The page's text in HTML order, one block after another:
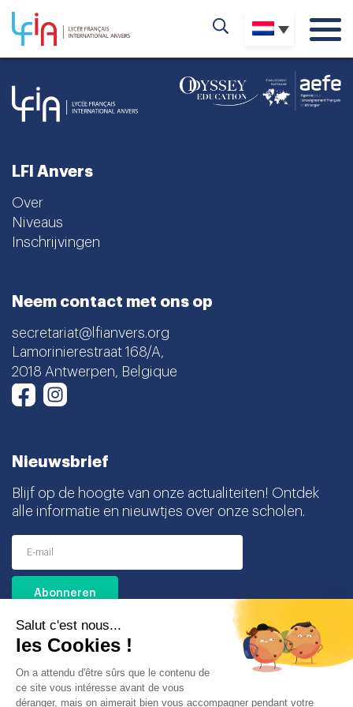
LFI Anvers
Over
Niveaus
Inschrijvingen
Neem contact met ons op
secretariat@lfianvers.org
Lamorinierestraat 168/A,
2018 Antwerpen, Belgique
FacebookInstagram
Nieuwsbrief
Blijf op de hoogte van onze actualiteiten! Ontdek
alle informatie en nieuwtjes over onze scholen.
Ik ga akkoord met het ontvangen van deze
nieuwsbrief en begrijp dat ik mij op elk moment
gemakkelijk kan uitschrijven.